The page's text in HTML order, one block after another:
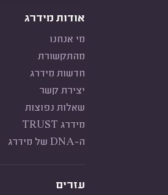
אודות מידרג
מי אנחנו
מהתקשורת
חדשות מידרג
יצירת קשר
שאלות נפוצות
מידרג TRUST
ה-DNA של מידרג
עזרים